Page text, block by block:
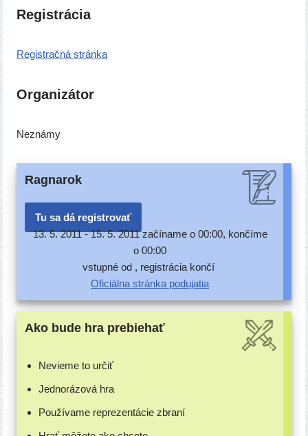
Registrácia
Registračná strán­ka
Organizátor
Neznámy
Ragnarok
Tu sa dá registrovať
13. 5. 2011 -15. 5. 2011 začí­na­me o 00:00, kon­čí­me
o 00:00
vstup­né od , regis­trá­cia končí
Oficiálna strán­ka podujatia
Ako bude hra prebiehať
Nevieme to určiť
Jednorázová hra
Používame repre­zen­tá­cie zbraní